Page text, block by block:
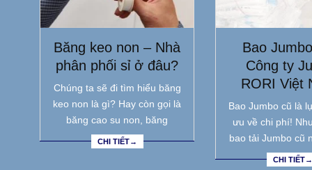
Băng keo non – Nhà
phân phối sỉ ở đâu?
Chúng ta sẽ đi tìm hiểu băng
keo non là gì? Hay còn gọi là
băng cao su non, băng
CHI TIẾT→
Bao
Công ty
RORI Việt
Bao Jumbo cũ là
ưu về chi phí!
bao tải Jumbo cũ
CHI TIẾT→